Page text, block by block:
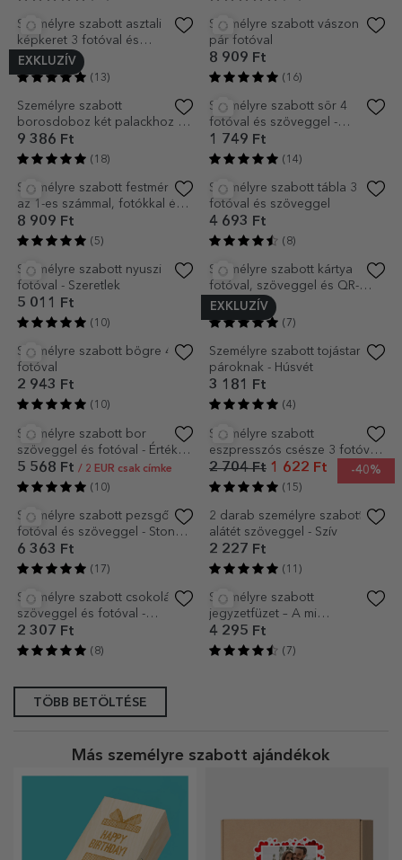
Személyre szabott bögre
alakú fogantyúval
3 181 Ft
(11)
Személyre szabott
fotóval és szöveggel - Szívek
2 386 Ft
(7)
Személyre szabott csokoládé
pároknak
2 307 Ft
(14)
EXKLUZÍV
Személyre szabott képkeret
fotóval, szöveggel és QR-
kóddal – A mi dalunk
9 307 Ft
(15)
bejárati szőnyeg pároknak
6 284 Ft